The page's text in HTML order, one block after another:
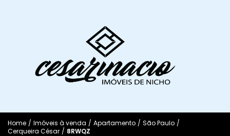
Home / Imóveis à venda / Apartamento / São Paulo /
Cerqueira César / 8RWQZ